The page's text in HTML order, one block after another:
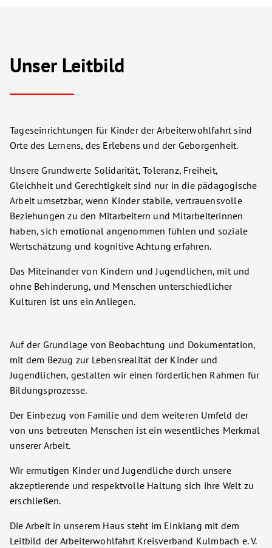
Unser Leitbild
Tageseinrichtungen für Kinder der Arbeiterwohlfahrt sind
Orte des Lernens, des Erlebens und der Geborgenheit.
Unsere Grundwerte Solidarität, Toleranz, Freiheit,
Gleichheit und Gerechtigkeit sind nur in die pädagogische
Arbeit umsetzbar, wenn Kinder stabile, vertrauensvolle
Beziehungen zu den Mitarbeitern und Mitarbeiterinnen
haben, sich emotional angenommen fühlen und soziale
Wertschätzung und kognitive Achtung erfahren.
Das Miteinander von Kindern und Jugendlichen, mit und
ohne Behinderung, und Menschen unterschiedlicher
Kulturen ist uns ein Anliegen.
Auf der Grundlage von Beobachtung und Dokumentation,
mit dem Bezug zur Lebensrealität der Kinder und
Jugendlichen, gestalten wir einen förderlichen Rahmen für
Bildungsprozesse.
Der Einbezug von Familie und dem weiteren Umfeld der
von uns betreuten Menschen ist ein wesentliches Merkmal
unserer Arbeit.
Wir ermutigen Kinder und Jugendliche durch unsere
akzeptierende und respektvolle Haltung sich ihre Welt zu
erschließen.
Die Arbeit in unserem Haus steht im Einklang mit dem
Leitbild der Arbeiterwohlfahrt Kreisverband Kulmbach e. V.